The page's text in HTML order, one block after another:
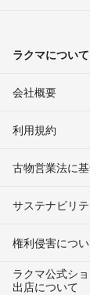
ラクマについて
会社概要
利用規約
古物営業法に
サステナビリ
権利侵害につ
ラクマ公式シ
出店について